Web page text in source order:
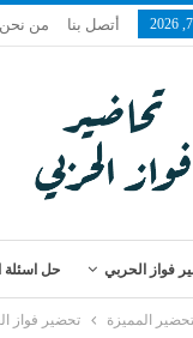
أتصل بنا من نحن
فواز الحربي حل اسئلة
المميزة تحضير فواز